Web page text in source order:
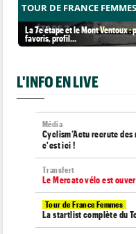
TOUR DE FRANCE FEMMES
La 7e étape et le Mont Ventoux :
favoris, profil…
L'INFO EN LIVE
Média
Cyclism’Actu recrute
c'est ici !
Transfert
Le Mercato vélo est
Tour de France Femmes
La startlist complète du